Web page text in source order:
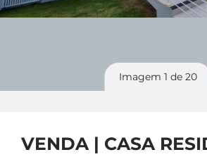
Imagem 1 de 20
VENDA | CASA